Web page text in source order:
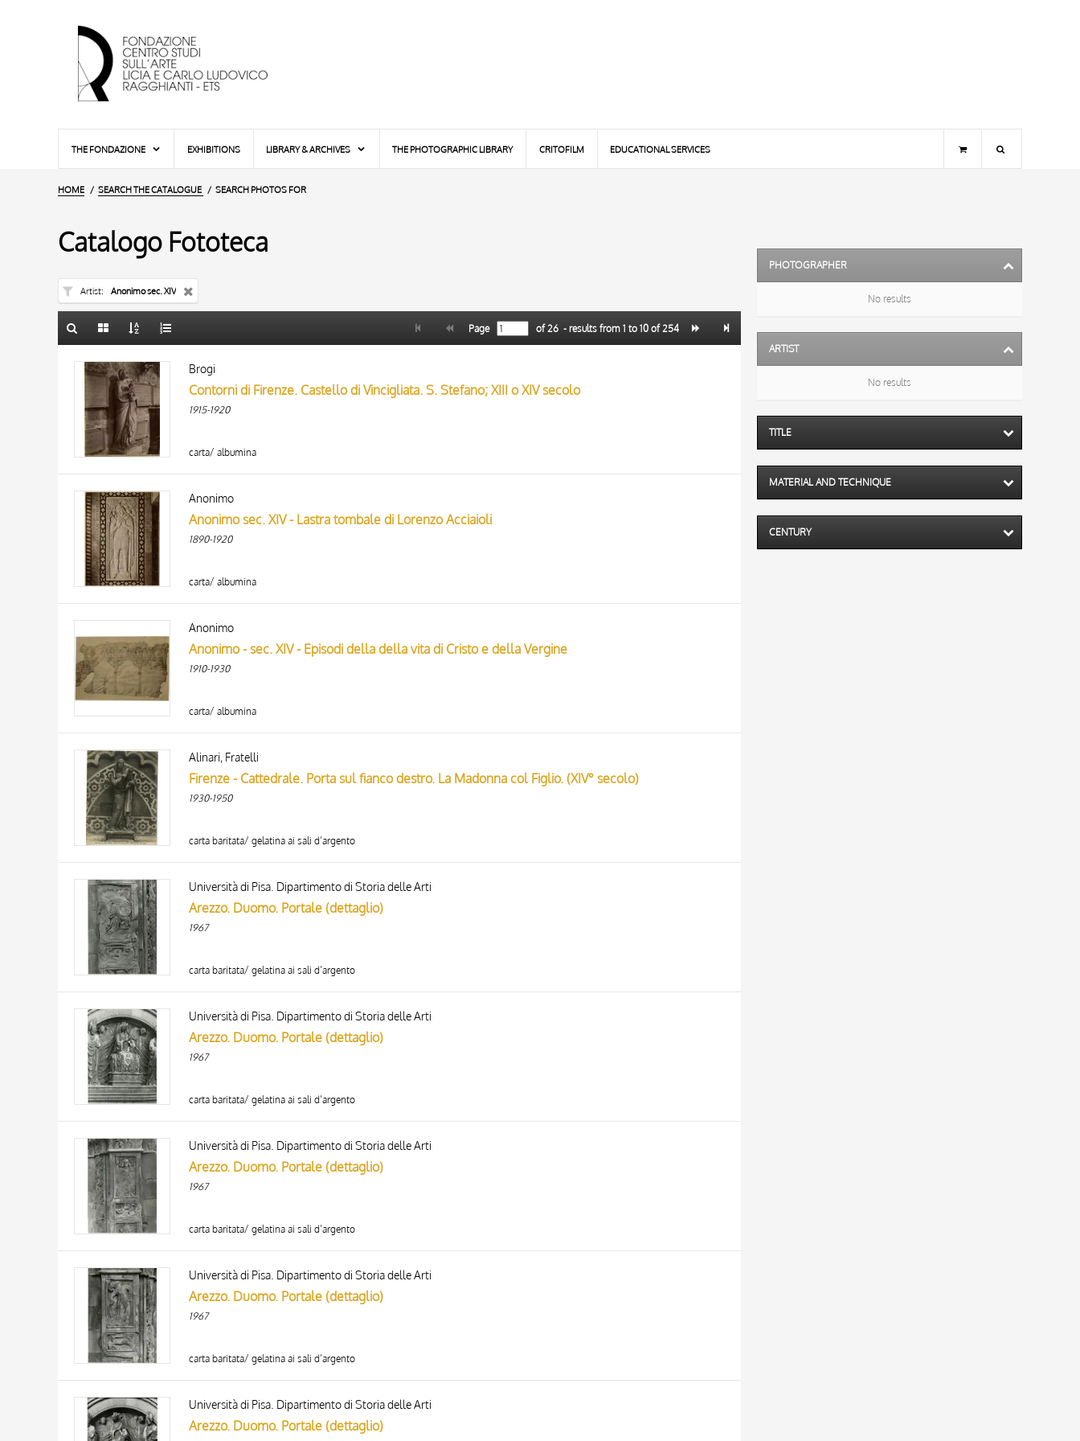
THE FONDAZIONE EXHIBITIONS LIBRARY & ARCHIVES THE PHOTOGRAPHIC LIBRARY CRITOFILM EDUCATIONAL SERVICES
HOME SEARCH THE CATALOGUE SEARCH PHOTOS FOR
Catalogo Fototeca
Artist Anonimo sec. XIV
AUTHOR
ARTISTA
MATERIAL AND TECHNIQUE
10 RESULTS
20 RESULTS
Page of26 - results from 1 to 10of254
Brogi
Contorni di Firenze. Castello di Vincigliata. S. Stefano; XIII o XIV secolo
1915-1920
carta/ albumina
Anonimo
Anonimo sec. XIV - Lastra tombale di Lorenzo Acciaioli
1890-1920
carta/ albumina
Anonimo
Anonimo - sec. XIV - Episodi della della vita di Cristo e della Vergine
1910-1930
carta/ albumina
Alinari, Fratelli
Firenze - Cattedrale. Porta sul fianco destro. La Madonna col Figlio. (XIV° secolo)
1930-1950
carta baritata/ gelatina ai sali d’argento
Università di Pisa. Dipartimento di Storia delle Arti
Arezzo. Duomo. Portale (dettaglio)
1967
carta baritata/ gelatina ai sali d’argento
Università di Pisa. Dipartimento di Storia delle Arti
Arezzo. Duomo. Portale (dettaglio)
1967
carta baritata/ gelatina ai sali d’argento
Università di Pisa. Dipartimento di Storia delle Arti
Arezzo. Duomo. Portale (dettaglio)
1967
carta baritata/ gelatina ai sali d’argento
Università di Pisa. Dipartimento di Storia delle Arti
Arezzo. Duomo. Portale (dettaglio)
1967
carta baritata/ gelatina ai sali d’argento
Università di Pisa. Dipartimento di Storia delle Arti
Arezzo. Duomo. Portale (dettaglio)
PHOTOGRAPHER
No results
ARTIST
No results
TITLE
MATERIAL AND TECHNIQUE
CENTURY